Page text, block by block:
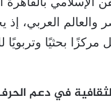
والعالم العربي، إذ
مركزًا بحثيًا وتربويًا
في دعم